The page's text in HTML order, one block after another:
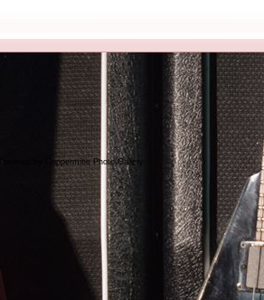
Powered by Coppermine Photo Gallery